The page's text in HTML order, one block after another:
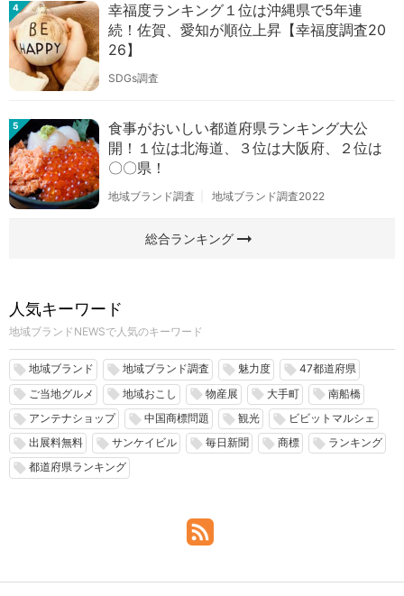
4
幸福度ランキング１位は沖縄県で5年連
続！佐賀、愛知が順位上昇【幸福度調査20
26】
SDGs調査
5
食事がおいしい都道府県ランキング大公
開！１位は北海道、３位は大阪府、２位は
〇〇県！
地域ブランド調査 地域ブランド調査2022
総合ランキングarrow_right_alt
人気キーワード
地域ブランドNEWSで人気のキーワード
local_offer 地域ブランド local_offer 地域ブランド調査 local_offer 魅力度 local_offer 47都道府県
local_offer ご当地グルメ local_offer 地域おこし local_offer 物産展 local_offer 大手町 local_offer 南船橋
local_offer アンテナショップ local_offer 中国商標問題 local_offer 観光 local_offer ビビットマルシェ
local_offer 出展料無料 local_offer サンケイビル local_offer 毎日新聞 local_offer 商標 local_offer ランキング
local_offer 都道府県ランキング